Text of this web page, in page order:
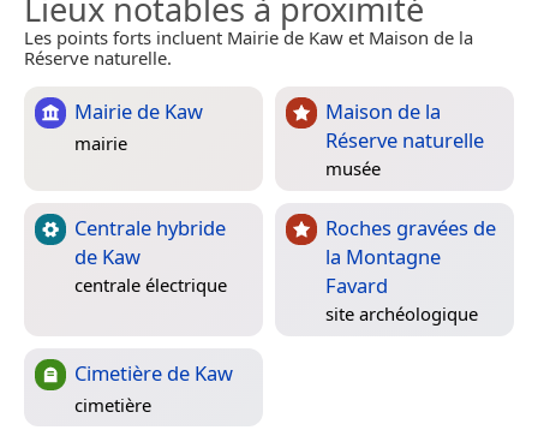
Lieux notables à proximité
Les points forts incluent Mairie de Kaw et Maison de la
Réserve naturelle.
Mairie de Kaw
mairie
Maison de la
Réserve naturelle
musée
Centrale hybride
de Kaw
centrale électrique
Roches gravées de
la Montagne
Favard
site archéologique
Cimetière de Kaw
cimetière